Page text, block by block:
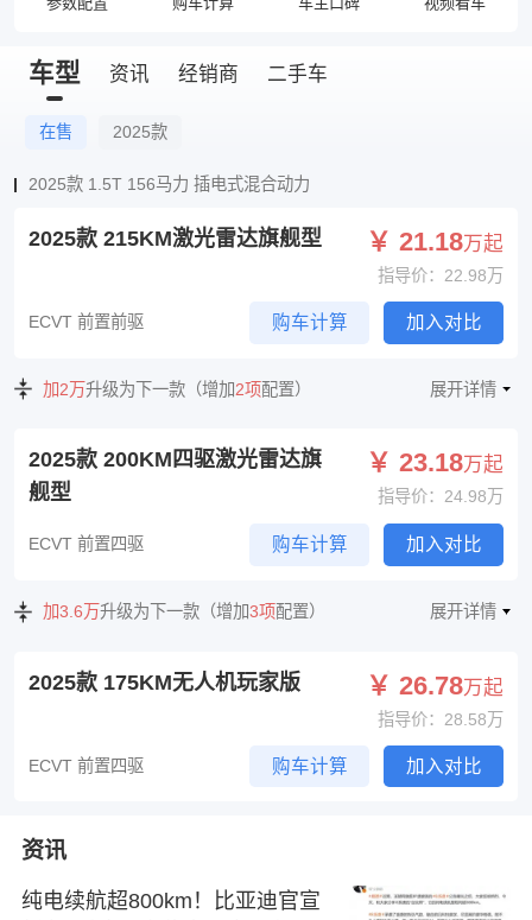
车型 资讯 经销商 二手车
在售 2025款
2025款 1.5T 156马力 插电式混合动力
2025款 215KM激光雷达旗舰型 ￥ 21.18万起
指导价：22.98万
ECVT 前置前驱 购车计算 加入对比
加2万升级为下一款（增加2项配置） 展开详情
2025款 200KM四驱激光雷达旗
舰型
￥ 23.18万起
指导价：24.98万
ECVT 前置四驱 购车计算 加入对比
加3.6万升级为下一款（增加3项配置） 展开详情
2025款 175KM无人机玩家版 ￥ 26.78万起
指导价：28.58万
ECVT 前置四驱 购车计算 加入对比
资讯
纯电续航超800km！比亚迪官宣